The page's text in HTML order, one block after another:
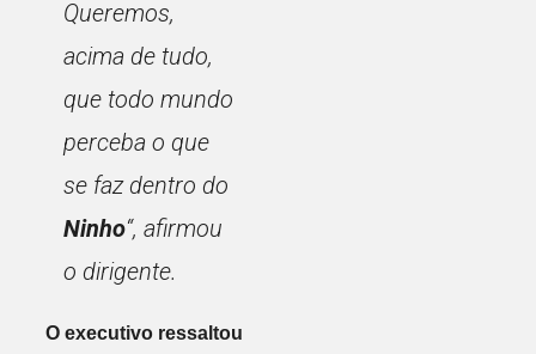
Queremos,
acima de tudo,
que todo mundo
perceba o que
se faz dentro do
Ninho“, afirmou
o dirigente.
O executivo ressaltou